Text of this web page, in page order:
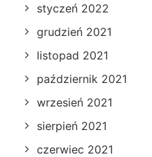
styczeń 2022
grudzień 2021
listopad 2021
październik 2021
wrzesień 2021
sierpień 2021
czerwiec 2021